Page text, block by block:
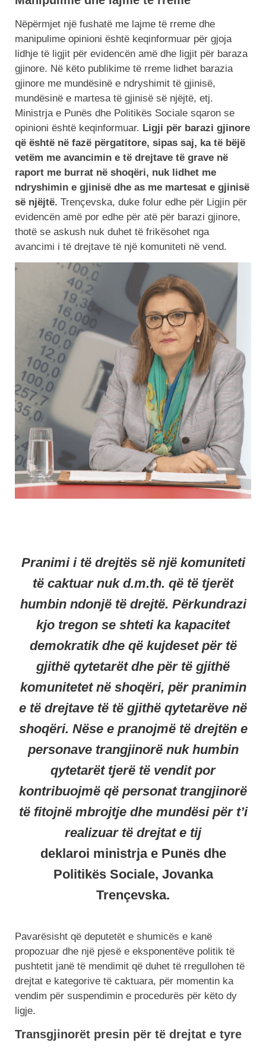
Nëpërmjet një fushatë me lajme të rreme dhe
manipulime opinioni është keqinformuar për gjoja
lidhje të ligjit për evidencën amë dhe ligjit për baraza
gjinore. Në këto publikime të rreme lidhet barazia
gjinore me mundësinë e ndryshimit të gjinisë,
mundësinë e martesa të gjinisë së njëjtë, etj.
Ministrja e Punës dhe Politikës Sociale sqaron se
opinioni është keqinformuar. Ligji për barazi gjinore
që është në fazë përgatitore, sipas saj, ka të bëjë
vetëm me avancimin e të drejtave të grave në
raport me burrat në shoqëri, nuk lidhet me
ndryshimin e gjinisë dhe as me martesat e gjinisë
së njëjtë. Trençevska, duke folur edhe për Ligjin për
evidencën amë por edhe për atë për barazi gjinore,
thotë se askush nuk duhet të frikësohet nga
avancimi i të drejtave të një komuniteti në vend.
Pranimi i të drejtës së një komuniteti
të caktuar nuk d.m.th. që të tjerët
humbin ndonjë të drejtë. Përkundrazi
kjo tregon se shteti ka kapacitet
demokratik dhe që kujdeset për të
gjithë qytetarët dhe për të gjithë
komunitetet në shoqëri, për pranimin
e të drejtave të të gjithë qytetarëve në
shoqëri. Nëse e pranojmë të drejtën e
personave trangjinorë nuk humbin
qytetarët tjerë të vendit por
kontribuojmë që personat trangjinorë
të fitojnë mbrojtje dhe mundësi për t’i
realizuar të drejtat e tij
deklaroi ministrja e Punës dhe
Politikës Sociale, Jovanka
Trençevska.
Pavarësisht që deputetët e shumicës e kanë
propozuar dhe një pjesë e eksponentëve politik të
pushtetit janë të mendimit që duhet të rregullohen të
drejtat e kategorive të caktuara, për momentin ka
vendim për suspendimin e procedurës për këto dy
ligje.
Transgjinorët presin për të drejtat e tyre